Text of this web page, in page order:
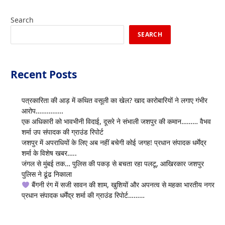
Search
SEARCH
Recent Posts
पत्रकारिता की आड़ में कथित वसूली का खेल? खाद कारोबारियों ने लगाए गंभीर
आरोप……………
एक अधिकारी को भावभीनी विदाई, दूसरे ने संभाली जशपुर की कमान……… वैभव
शर्मा उप संपादक की ग्राउंड रिपोर्ट
जशपुर में अपराधियों के लिए अब नहीं बचेगी कोई जगह! प्रधान संपादक धर्मेंद्र
शर्मा के विशेष खबर…..
जंगल से मुंबई तक… पुलिस की पकड़ से बचता रहा पलटू, आखिरकार जशपुर
पुलिस ने ढूंढ निकाला
बैंगनी रंग में सजी सावन की शाम, खुशियों और अपनत्व से महका भारतीय नगर
प्रधान संपादक धर्मेंद्र शर्मा की ग्राउंड रिपोर्ट………